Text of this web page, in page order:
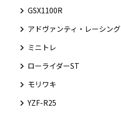
GSX1100R
アドヴァンティ・レーシング
ミニトレ
ローライダーST
モリワキ
YZF-R25